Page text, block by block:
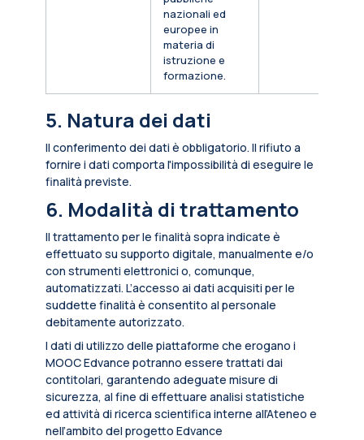
nazionali ed
europee in
materia di
istruzione e
formazione.
5. Natura dei dati
Il conferimento dei dati è obbligatorio. Il rifiuto a
fornire i dati comporta l'impossibilità di eseguire le
finalità previste.
6. Modalità di trattamento
Il trattamento per le finalità sopra indicate è
effettuato su supporto digitale, manualmente e/o
con strumenti elettronici o, comunque,
automatizzati. L’accesso ai dati acquisiti per le
suddette finalità è consentito al personale
debitamente autorizzato.
I dati di utilizzo delle piattaforme che erogano i
MOOC Edvance potranno essere trattati dai
contitolari, garantendo adeguate misure di
sicurezza, al fine di effettuare analisi statistiche
ed attività di ricerca scientifica interne all’Ateneo e
nell’ambito del progetto Edvance